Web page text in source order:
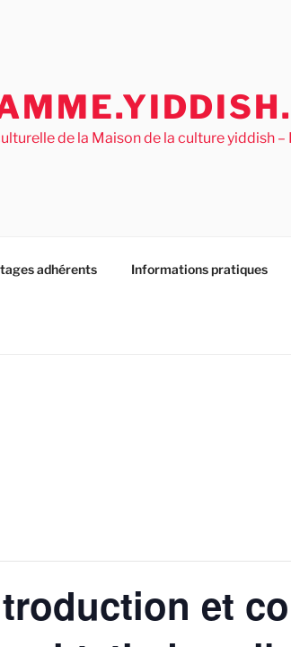
de la Maison de la culture yiddish
adhérents Informations pratiques
et